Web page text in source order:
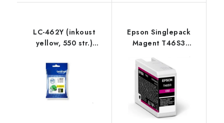
LC-462Y (inkoust
yellow, 550 str.)
Epson Singlepack
Magent T46S3
UltraChrome Pro Zin
C13T46S30N